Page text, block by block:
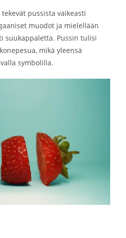
pussista vaikeasti
muodot ja mielellään
suukappaletta. Pussin tulisi
mikä yleensä
symbolilla.